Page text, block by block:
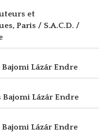
et
Paris / S.A.C.D. /
Bajomi Lázár Endre
Bajomi Lázár Endre
Bajomi Lázár Endre